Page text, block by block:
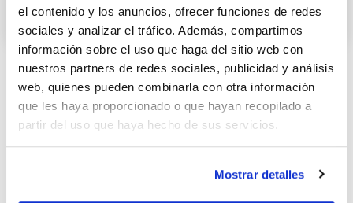
el contenido y los anuncios, ofrecer funciones de redes
sociales y analizar el tráfico. Además, compartimos
información sobre el uso que haga del sitio web con
nuestros partners de redes sociales, publicidad y análisis
web, quienes pueden combinarla con otra información
que les haya proporcionado o que hayan recopilado a
partir del uso que haya hecho de sus servicios.
Mostrar detalles
12 FEBRERO 2015